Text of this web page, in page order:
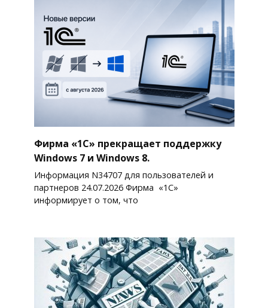
Фирма «1С» прекращает поддержку
Windows 7 и Windows 8.
Информация N34707 для пользователей и
партнеров 24.07.2026 Фирма «1С»
информирует о том, что